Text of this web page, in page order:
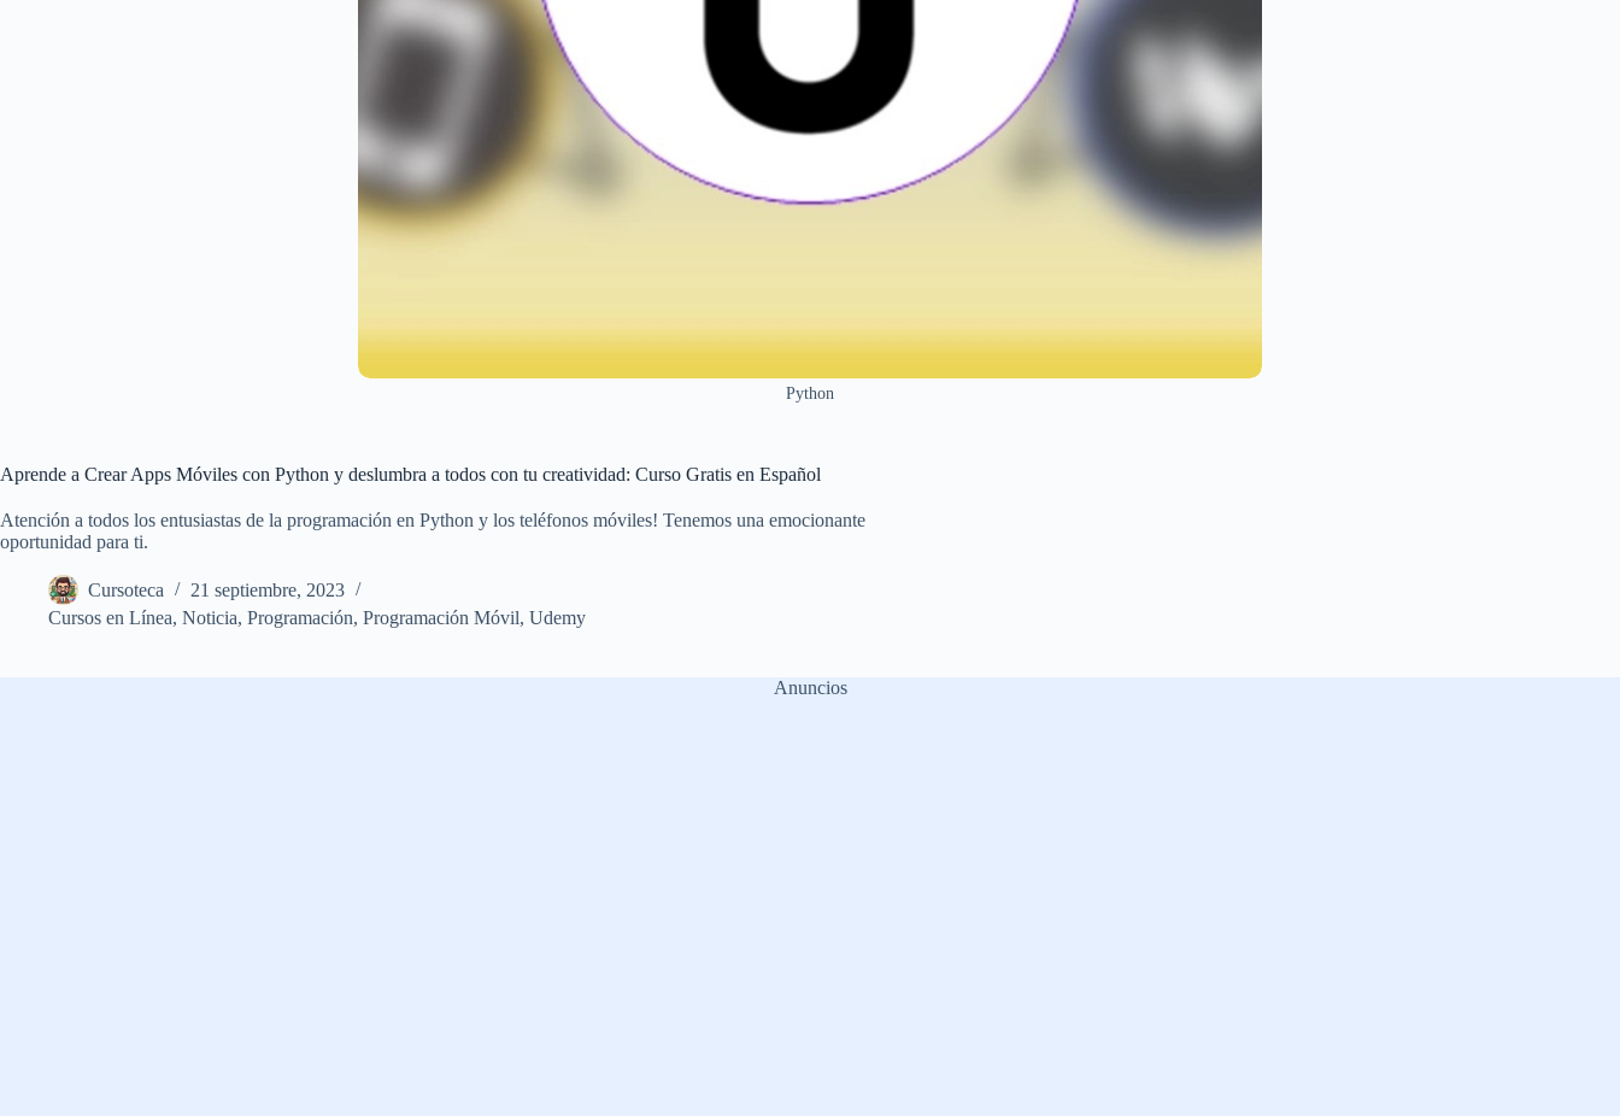
Python
Aprende a Crear Apps Móviles con Python y deslumbra a todos con tu creatividad: Curso Gratis en Español
Atención a todos los entusiastas de la programación en Python y los teléfonos móviles! Tenemos una emocionante
oportunidad para ti.
Cursoteca
21 septiembre, 2023
Cursos en Línea, Noticia, Programación, Programación Móvil, Udemy
Anuncios